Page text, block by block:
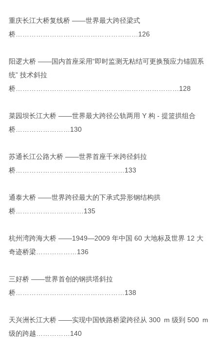
重庆长江大桥复线桥 ——世界最大跨径梁式
桥………………………………………………126
阳逻大桥 ——国内首座采用“即时监测无粘结可更换预应力锚固系
统” 技术斜拉
桥………………………………………………………………128
菜园坝长江大桥 ——世界最大跨径公轨两用 Y 构 - 提篮拱组合
桥……………………130
苏通长江公路大桥 ——世界首座千米跨径斜拉
桥…………………………………………133
通泰大桥 ——世界跨径最大的下承式异形钢结构拱
桥…………………………135
杭州湾跨海大桥 ——1949—2009 年中国 60 大地标及世界 12 大
奇迹桥梁………………136
三好桥 ——世界首创的钢拱塔斜拉
桥…………………………………………138
天兴洲长江大桥 ——实现中国铁路桥梁跨径从 300 m 级到 500 m
级的跨越……………140